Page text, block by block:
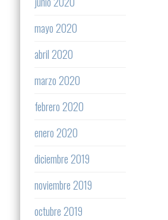
mayo 2020
abril 2020
marzo 2020
febrero 2020
enero 2020
diciembre 2019
noviembre 2019
octubre 2019